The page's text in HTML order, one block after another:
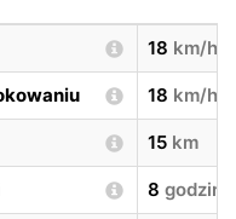
18 km/h
18 km/h
15 km
8 godzin